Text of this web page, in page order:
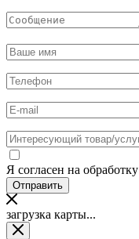
Я согласен на обработку
загрузка карты...